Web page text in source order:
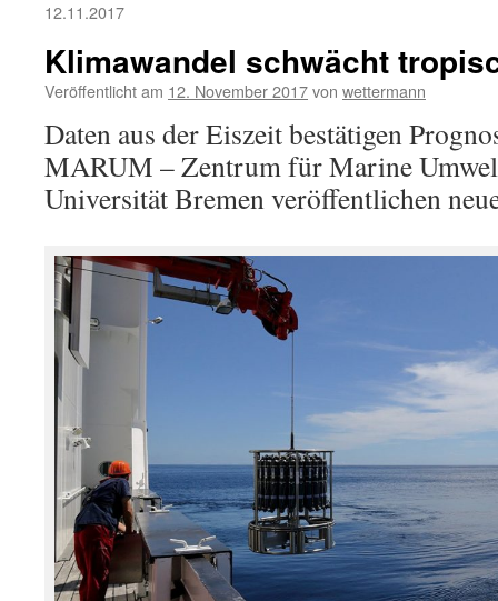
12.11.2017
Klimawandel schwächt
Veröffentlicht am 12. November 2017von wettermann
Daten aus der Eiszeit bestätigen
MARUM – Zentrum für Marine
Universität Bremen veröffentlichen